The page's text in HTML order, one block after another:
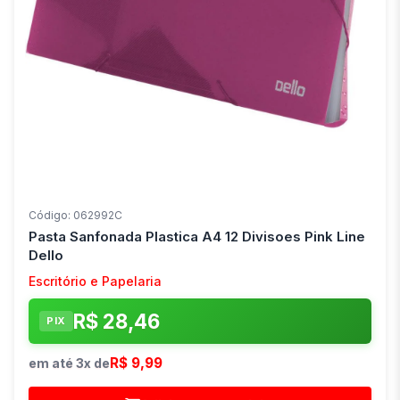
Código: 062992C
Pasta Sanfonada Plastica A4 12 Divisoes Pink Line
Dello
Escritório e Papelaria
PIX R$ 28,46
em até 3x de R$ 9,99